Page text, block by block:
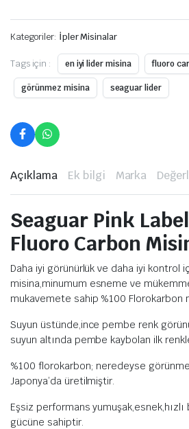
Kategoriler: İpler Misinalar
Tags için : en iyi lider misina fluoro
görünmez misina seaguar lider
Açıklama Ek bilgi Marka
Seaguar Pink
Fluoro Carbon
Daha iyi görünürlük ve daha iyi kontrol
misina,minumum esneme ve
mukavemete sahip %100 Florokarbon
Suyun üstünde,ince pembe renk
suyun altında pembe kaybolan ilk
%100 florokarbon; neredeyse
Japonya’da üretilmiştir.
Eşsiz performans
gücüne sahiptir.